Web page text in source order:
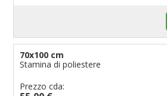
70x100 cm
Stamina di poliestere
Prezzo cda: